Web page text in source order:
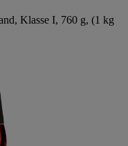
Klasse I, 760 g, (1 kg